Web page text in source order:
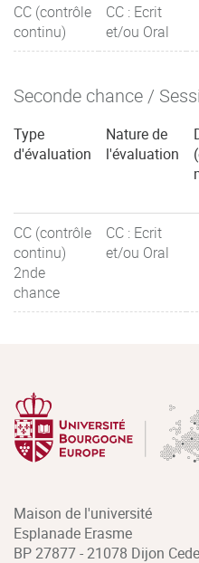
CC (contrôle
continu)
CC : Ecrit
et/ou Oral
Seconde chance /
Type
d'évaluation
Nature de
l'évaluation
CC (contrôle
continu)
2nde
chance
CC : Ecrit
et/ou Oral
Maison de l'université
Esplanade Erasme
BP 27877 - 21078 Dijon